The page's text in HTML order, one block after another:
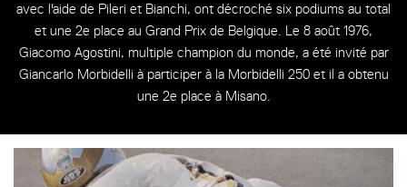
avec l'aide de Pileri et Bianchi, ont décroché six podiums au total
et une 2e place au Grand Prix de Belgique. Le 8 août 1976,
Giacomo Agostini, multiple champion du monde, a été invité par
Giancarlo Morbidelli à participer à la Morbidelli 250 et il a obtenu
une 2e place à Misano.